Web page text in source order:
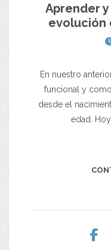
Aprender
evolución
En nuestro
funcional y
desde el
edad.